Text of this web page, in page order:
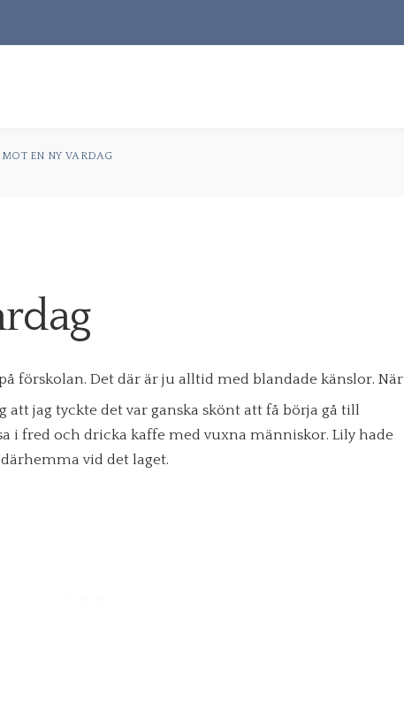
MOT EN NY VARDAG
förskolan. Det där är ju alltid med blandade känslor. När
att jag tyckte det var ganska skönt att få börja gå till
i fred och dricka kaffe med vuxna människor. Lily hade
vid det laget.